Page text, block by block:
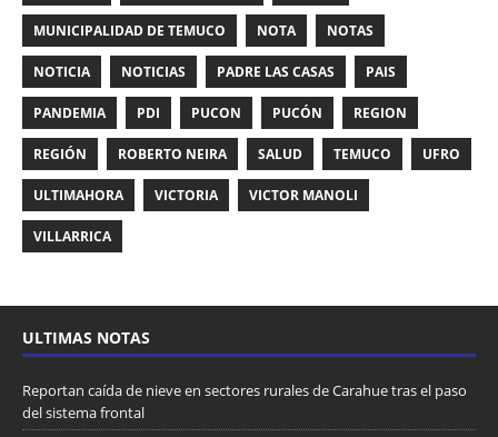
MUNICIPALIDAD DE TEMUCO NOTA NOTAS
NOTICIA NOTICIAS PADRE LAS CASAS PAIS
PANDEMIA PDI PUCON PUCÓN REGION
REGIÓN ROBERTO NEIRA SALUD TEMUCO UFRO
ULTIMAHORA VICTORIA VICTOR MANOLI
VILLARRICA
ULTIMAS NOTAS
Reportan caída de nieve en sectores rurales de Carahue tras el paso
del sistema frontal